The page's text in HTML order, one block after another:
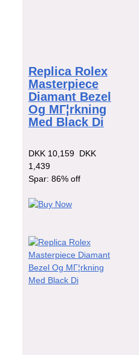
Replica Rolex
Masterpiece
Diamant Bezel
Og MГ¦rkning
Med Black Di
DKK 10,159 DKK
1,439
Spar: 86% off